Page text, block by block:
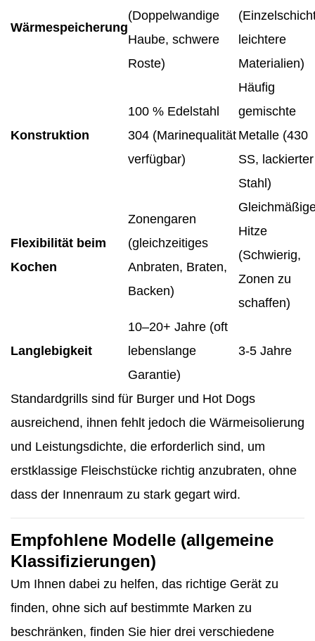
Wärmespeicherung
(Doppelwandige
Haube, schwere
Roste)
leichtere
Materialien)
Konstruktion
100 % Edelstahl
304 (Marinequalität
verfügbar)
Häufig
gemischte
Metalle (430
SS, lackierter
Stahl)
Flexibilität beim
Kochen
Zonengaren
(gleichzeitiges
Anbraten, Braten,
Backen)
Hitze
(Schwierig,
Zonen zu
schaffen)
Langlebigkeit
10–20+ Jahre (oft
lebenslange
Garantie)
3-5 Jahre
Standardgrills sind für Burger und Hot Dogs
ausreichend, ihnen fehlt jedoch die Wärmeisolierung
und Leistungsdichte, die erforderlich sind, um
erstklassige Fleischstücke richtig anzubraten, ohne
dass der Innenraum zu stark gegart wird.
Empfohlene Modelle (allgemeine
Klassifizierungen)
Um Ihnen dabei zu helfen, das richtige Gerät zu
finden, ohne sich auf bestimmte Marken zu
beschränken, finden Sie hier drei verschiedene